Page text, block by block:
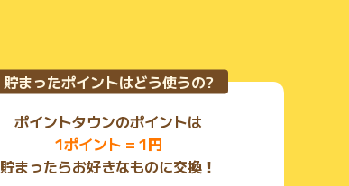
貯まったポイントはどう使うの?
ポイントタウンのポイントは
1ポイント = 1円
貯まったらお好きなものに交換！